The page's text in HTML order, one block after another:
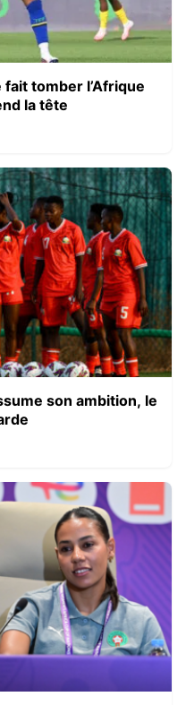
tomber l’Afrique
la tête
son ambition, le